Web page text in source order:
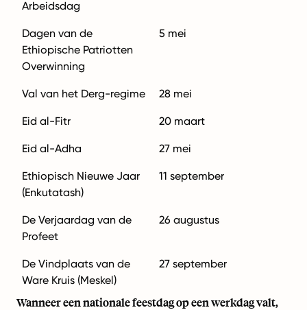
Arbeidsdag
Dagen van de
Ethiopische Patriotten
Overwinning
5 mei
Val van het Derg-regime 28 mei
Eid al-Fitr 20 maart
Eid al-Adha 27 mei
Ethiopisch Nieuwe Jaar
(Enkutatash)
11 september
De Verjaardag van de
Profeet
26 augustus
De Vindplaats van de
Ware Kruis (Meskel)
27 september
Wanneer een nationale feestdag op een werkdag valt,